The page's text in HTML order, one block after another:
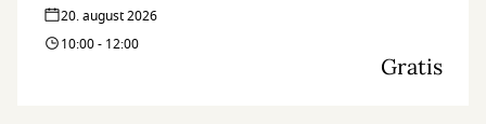
20. august 2026
10:00 - 12:00
Gratis